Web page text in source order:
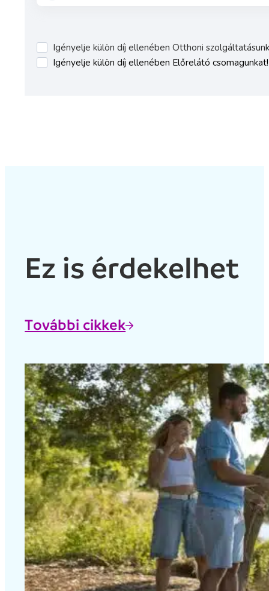
Ez is érdekelhet
További cikkek